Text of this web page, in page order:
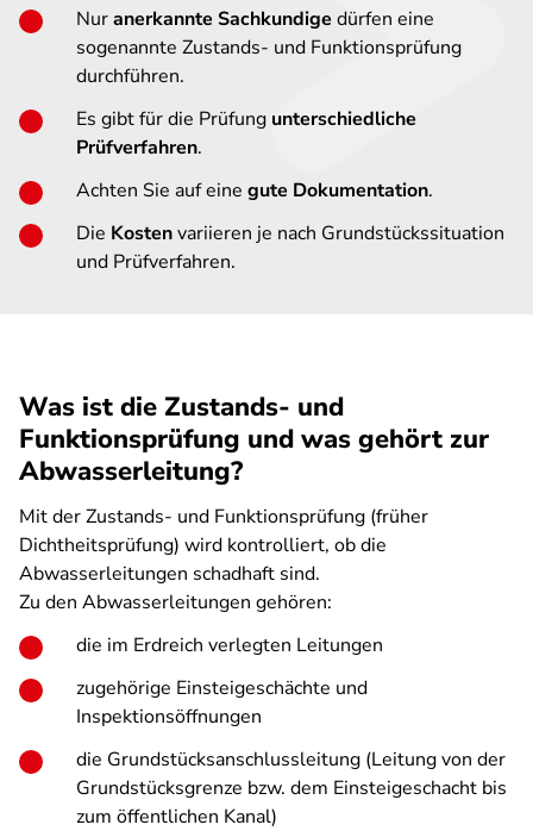
Nuranerkannte Sachkundige dürfen eine
sogenannte Zustands- und Funktionsprüfung
durchführen.
Es gibt für die Prüfung unterschiedliche
Prüfverfahren.
Achten Sie auf eine gute Dokumentation.
Die Kostenvariieren je nach Grundstückssituation
und Prüfverfahren.
Was ist die Zustands- und
Funktionsprüfung und was gehört zur
Abwasserleitung?
Mit der Zustands- und Funktionsprüfung (früher
Dichtheitsprüfung) wird kontrolliert, ob die
Abwasserleitungen schadhaft sind.
Zu den Abwasserleitungen gehören:
die im Erdreich verlegten Leitungen
zugehörige Einsteigeschächte und
Inspektionsöffnungen
die Grundstücksanschlussleitung (Leitung von der
Grundstücksgrenze bzw. dem Einsteigeschacht bis
zum öffentlichen Kanal)